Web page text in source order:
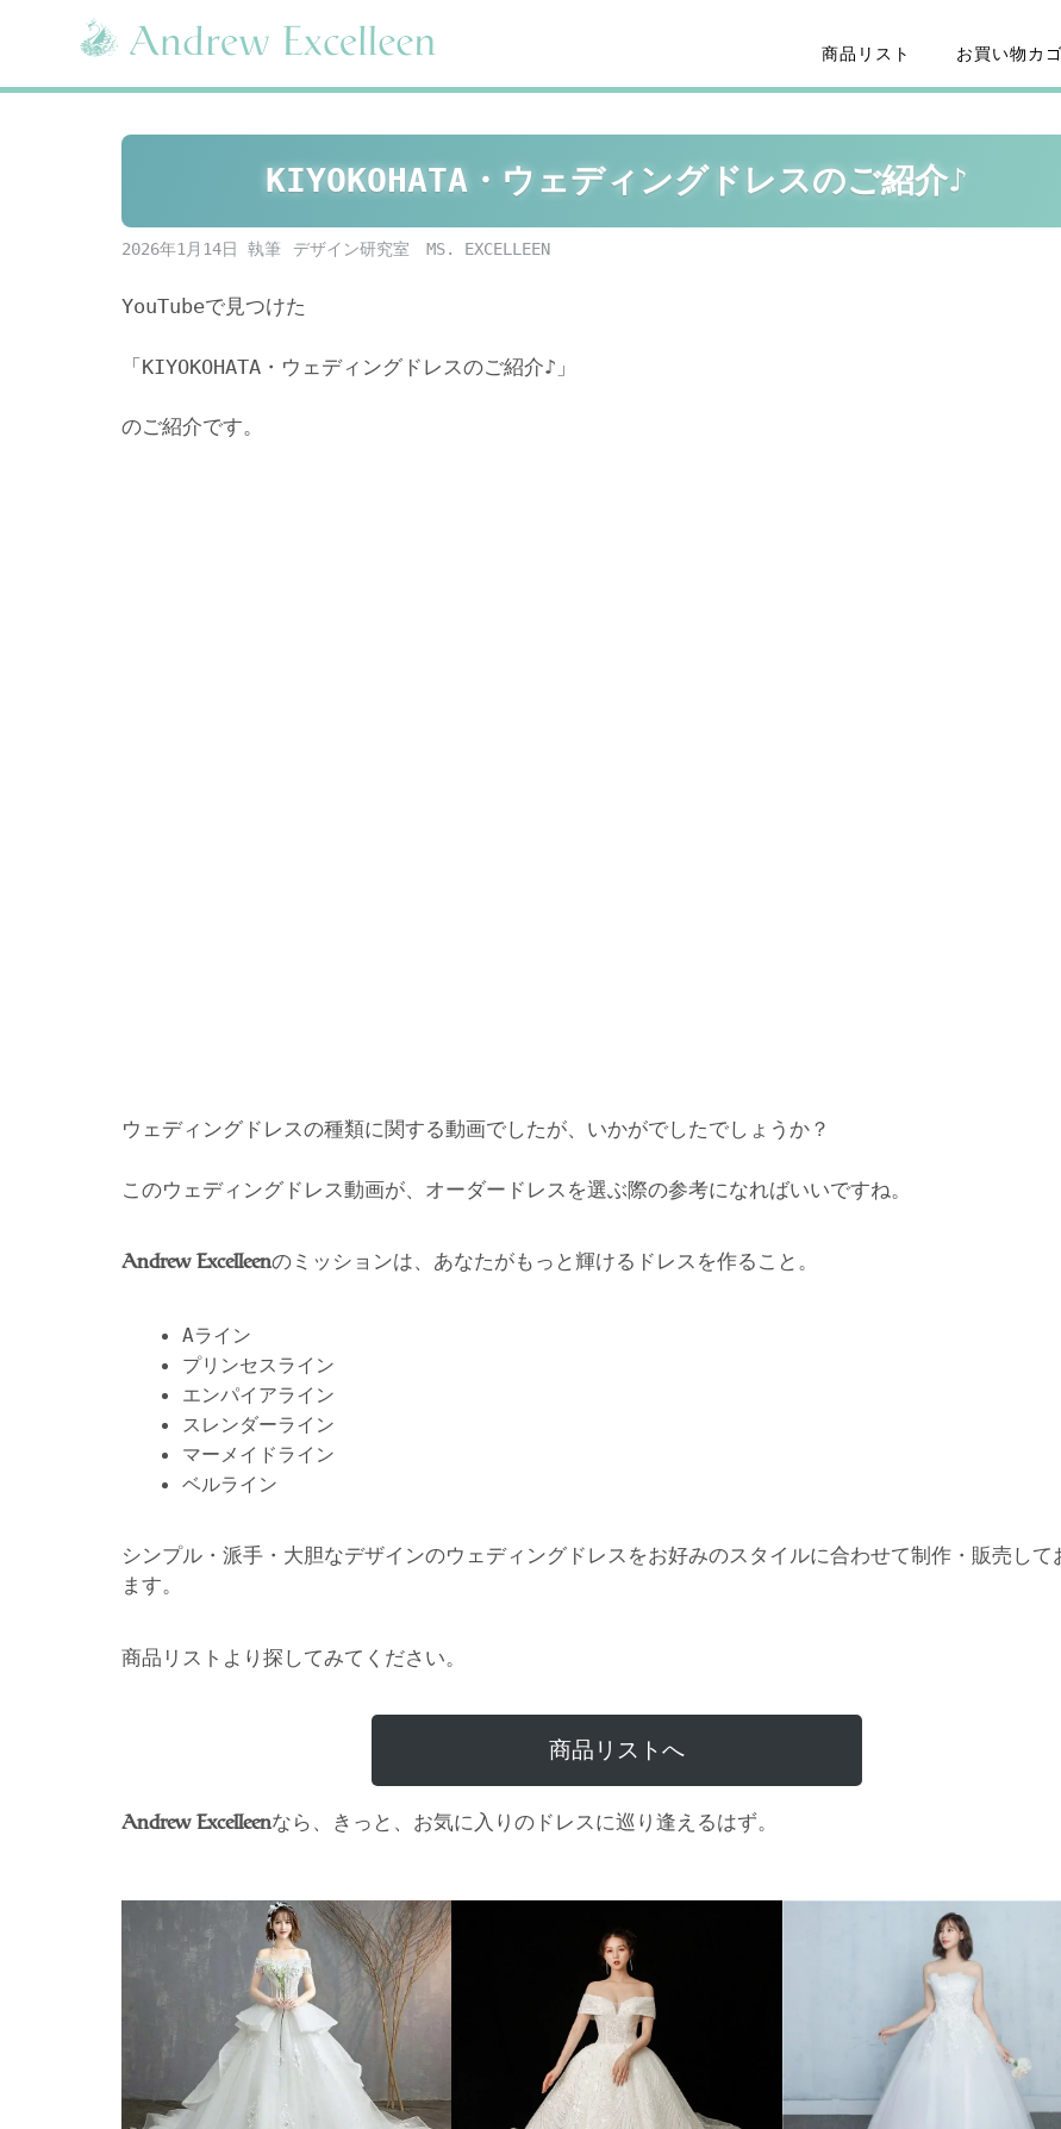
商品リスト お買い物カゴ
KIYOKOHATA・ウェディングドレスのご紹介♪
2026年1月14日 デザイン研究室 MS. EXCELLEEN
YouTubeで見つけた
「KIYOKOHATA・ウェディングドレスのご紹介♪」
のご紹介です。
ウェディングドレスの種類に関する動画でしたが、いかがでしたでしょうか？
このウェディングドレス動画が、オーダードレスを選ぶ際の参考になればいいですね。
Andrew Excelleenのミッションは、あなたがもっと輝けるドレスを作ること。
Aライン
プリンセスライン
エンパイアライン
スレンダーライン
マーメイドライン
ベルライン
シンプル・派手・大胆なデザインのウェディングドレスをお好みのスタイルに合わせて制作・販売して
ます。
商品リストより探してみてください。
商品リストへ
Andrew Excelleenなら、きっと、お気に入りのドレスに巡り逢えるはず。